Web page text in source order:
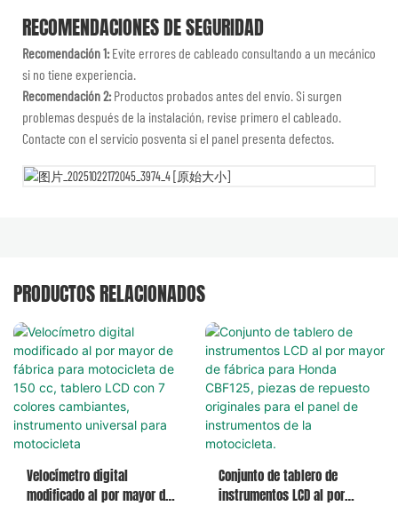
RECOMENDACIONES DE SEGURIDAD
Recomendación 1:Evite errores de cableado consultando a un mecánico
si no tiene experiencia.
Recomendación 2:Productos probados antes del envío. Si surgen
problemas después de la instalación, revise primero el cableado.
Contacte con el servicio posventa si el panel presenta defectos.
PRODUCTOS RELACIONADOS
Velocímetro digital
modificado al por mayor de
Conjunto de tablero de
instrumentos LCD al por